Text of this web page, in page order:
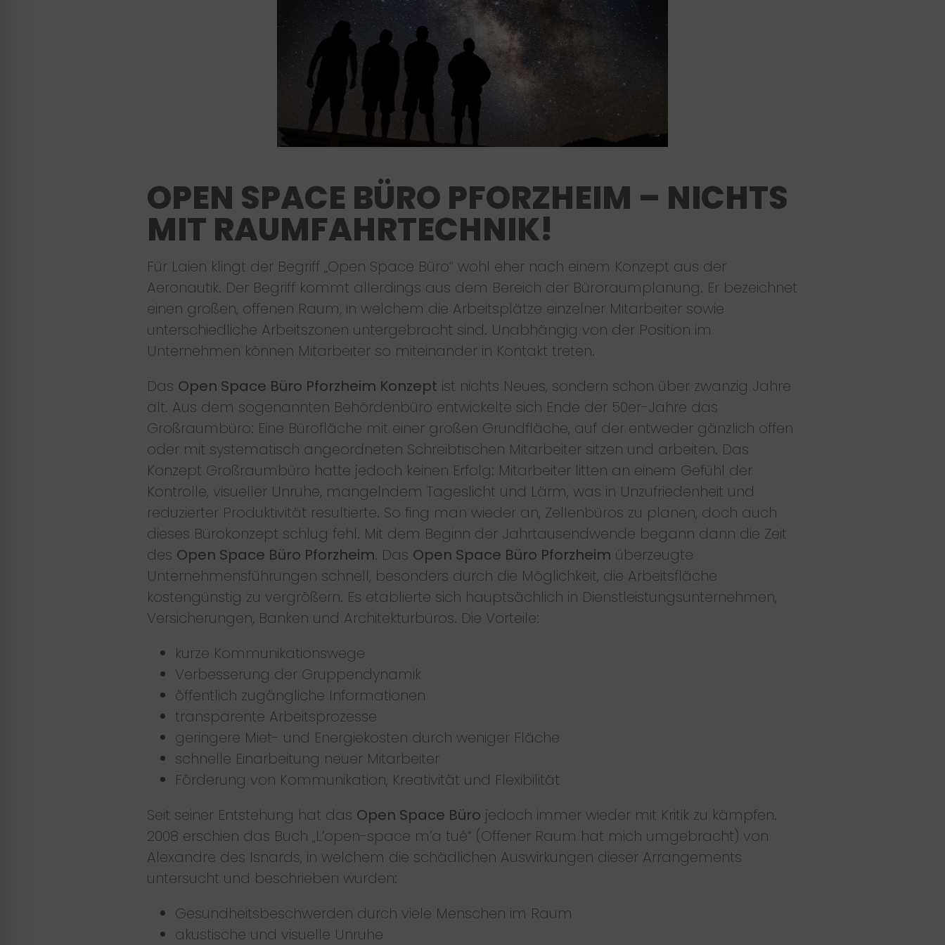
OPEN SPACE BÜRO PFORZHEIM – NICHTS
MIT RAUMFAHRTECHNIK!
Für Laien klingt der Begriff „Open Space Büro“ wohl eher nach einem Konzept aus der
Aeronautik. Der Begriff kommt allerdings aus dem Bereich der Büroraumplanung. Er bezeichnet
einen großen, offenen Raum, in welchem die Arbeitsplätze einzelner Mitarbeiter sowie
unterschiedliche Arbeitszonen untergebracht sind. Unabhängig von der Position im
Unternehmen können Mitarbeiter so miteinander in Kontakt treten.
Das Open Space Büro Pforzheim Konzept ist nichts Neues, sondern schon über zwanzig Jahre
alt. Aus dem sogenannten Behördenbüro entwickelte sich Ende der 50er-Jahre das
Großraumbüro: Eine Bürofläche mit einer großen Grundfläche, auf der entweder gänzlich offen
oder mit systematisch angeordneten Schreibtischen Mitarbeiter sitzen und arbeiten. Das
Konzept Großraumbüro hatte jedoch keinen Erfolg: Mitarbeiter litten an einem Gefühl der
Kontrolle, visueller Unruhe, mangelndem Tageslicht und Lärm, was in Unzufriedenheit und
reduzierter Produktivität resultierte. So fing man wieder an, Zellenbüros zu planen, doch auch
dieses Bürokonzept schlug fehl. Mit dem Beginn der Jahrtausendwende begann dann die Zeit
des Open Space Büro Pforzheim. Das Open Space Büro Pforzheim überzeugte
Unternehmensführungen schnell, besonders durch die Möglichkeit, die Arbeitsfläche
kostengünstig zu vergrößern. Es etablierte sich hauptsächlich in Dienstleistungsunternehmen,
Versicherungen, Banken und Architekturbüros. Die Vorteile:
kurze Kommunikationswege
Verbesserung der Gruppendynamik
öffentlich zugängliche Informationen
transparente Arbeitsprozesse
geringere Miet- und Energiekosten durch weniger Fläche
schnelle Einarbeitung neuer Mitarbeiter
Förderung von Kommunikation, Kreativität und Flexibilität
Seit seiner Entstehung hat das Open Space Büro jedoch immer wieder mit Kritik zu kämpfen.
2008 erschien das Buch „L’open-space m’a tué“ (Offener Raum hat mich umgebracht) von
Alexandre des Isnards, in welchem die schädlichen Auswirkungen dieser Arrangements
untersucht und beschrieben wurden:
Gesundheitsbeschwerden durch viele Menschen im Raum
akustische und visuelle Unruhe